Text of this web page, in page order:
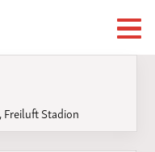
Stadion